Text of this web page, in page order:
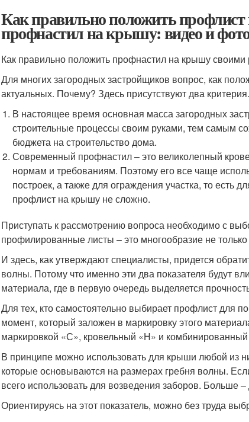
Как правильно положить
профнастил на крышу: видео и
Как правильно положить профнастил на крышу своими
Для многих загородных застройщиков вопрос, как
актуальных. Почему? Здесь присутствуют два критерия.
В настоящее время основная масса загородных
строительные процессы своим руками, тем самым
бюджета на строительство дома.
Современный профнастил – это великолепный
нормам и требованиям. Поэтому его все чаще
построек, а также для ограждения участка, то есть
профлист на крышу не сложно.
Приступать к рассмотрению вопроса необходимо с
профилированные листы – это многообразие не
И здесь, как утверждают специалисты, придется
волны. Потому что именно эти два показателя будут
материала, где в первую очередь выделяется
Для тех, кто самостоятельно выбирает профлист для
момент, который заложен в маркировку этого
маркировкой «С», кровельный «Н» и
В принципе можно использовать для крыши любой из
которые основываются на размерах гребня волны.
всего использовать для возведения заборов. Больше –
Ориентируясь на этот показатель, можно без труда